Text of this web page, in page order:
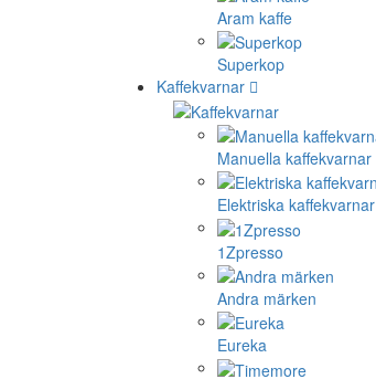
Aram kaffe
Superkop
Kaffekvarnar
Manuella kaffekvarnar
Elektriska kaffekvarnar
1Zpresso
Andra märken
Eureka